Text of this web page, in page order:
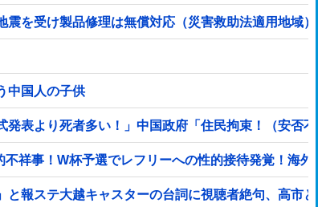
を受け製品修理は無償対応（災害救助法適用地域）
中国人の子供
表より死者多い！」中国政府「住民拘束！（安否
祥事！W杯予選でレフリーへの性的接待発覚！海外
報ステ大越キャスターの台詞に視聴者絶句、高市